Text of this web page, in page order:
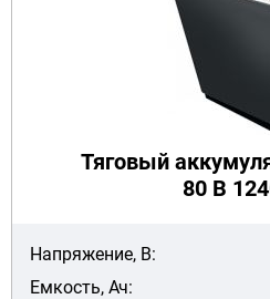
Тяговый
80 В
Напряжение, В:
Емкость, Ач: